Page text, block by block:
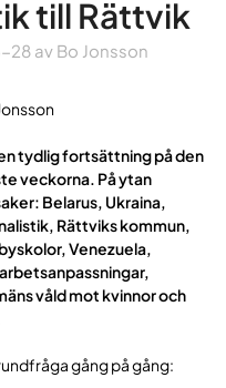
till Rättvik
28av Bo Jonsson
tydlig fortsättning på den
veckorna. På ytan
Belarus, Ukraina,
Rättviks kommun,
Venezuela,
våld mot kvinnor och
gång på gång: